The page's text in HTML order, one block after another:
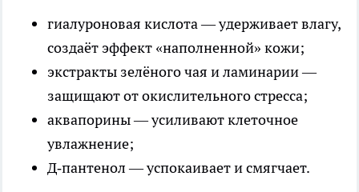
гиалуроновая кислота — удерживает влагу,
создаёт эффект «наполненной» кожи;
экстракты зелёного чая и ламинарии —
защищают от окислительного стресса;
аквапорины — усиливают клеточное
увлажнение;
Д‑пантенол — успокаивает и смягчает.